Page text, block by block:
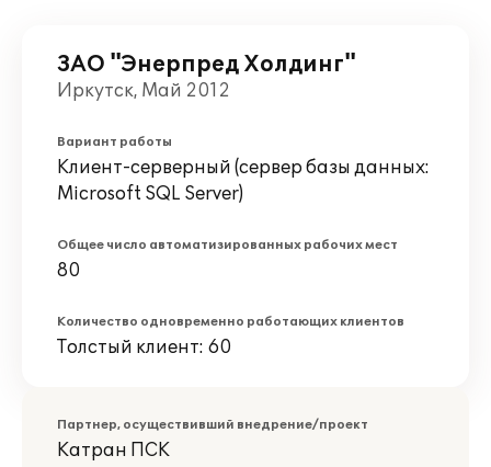
ЗАО "Энерпред Холдинг"
Иркутск, Май 2012
Вариант работы
Клиент-серверный (сервер базы данных:
Microsoft SQL Server)
Общее число автоматизированных рабочих мест
80
Количество одновременно работающих клиентов
Толстый клиент: 60
Партнер, осуществивший внедрение/проект
Катран ПСК